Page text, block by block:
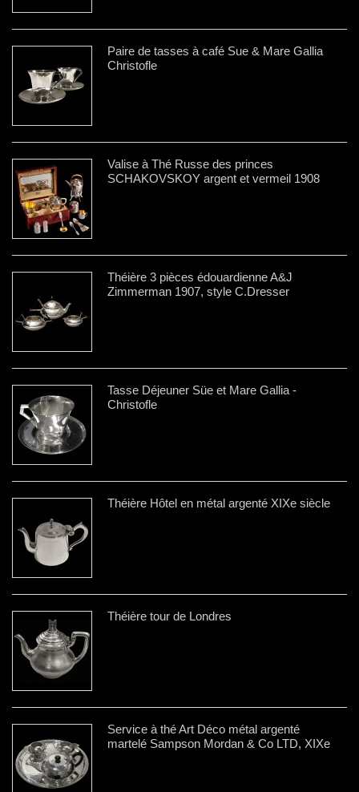
Paire de tasses à café Sue & Mare Gallia
Christofle
Valise à Thé Russe des princes
SCHAKOVSKOY argent et vermeil 1908
Théière 3 pièces édouardienne A&J
Zimmerman 1907, style C.Dresser
Tasse Déjeuner Süe et Mare Gallia -
Christofle
Théière Hôtel en métal argenté XIXe siècle
Théière tour de Londres
Service à thé Art Déco métal argenté
martelé Sampson Mordan & Co LTD, XIXe